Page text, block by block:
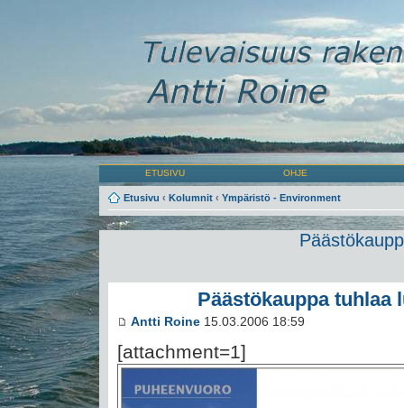
ETUSIVU OHJE
Etusivu ‹ Kolumnit ‹ Ympäristö - Environment
Päästökauppa tuhlaa
Antti Roine 15.03.2006 18:59
[attachment=1]